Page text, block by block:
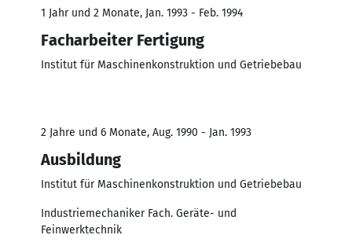
1 Jahr und 2 Monate, Jan. 1993 - Feb. 1994
Facharbeiter Fertigung
Institut für Maschinenkonstruktion und Getriebebau
2 Jahre und 6 Monate, Aug. 1990 - Jan. 1993
Ausbildung
Institut für Maschinenkonstruktion und Getriebebau
Industriemechaniker Fach. Geräte- und
Feinwerktechnik